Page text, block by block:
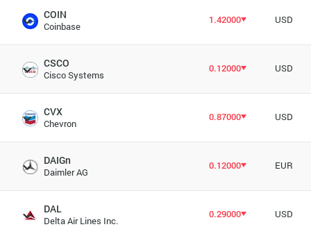
COIN
Coinbase
1.42000 USD
CSCO
Cisco Systems
0.12000 USD
CVX
Chevron
0.87000 USD
DAIGn
Daimler AG
0.12000 EUR
DAL
Delta Air Lines Inc.
0.29000 USD